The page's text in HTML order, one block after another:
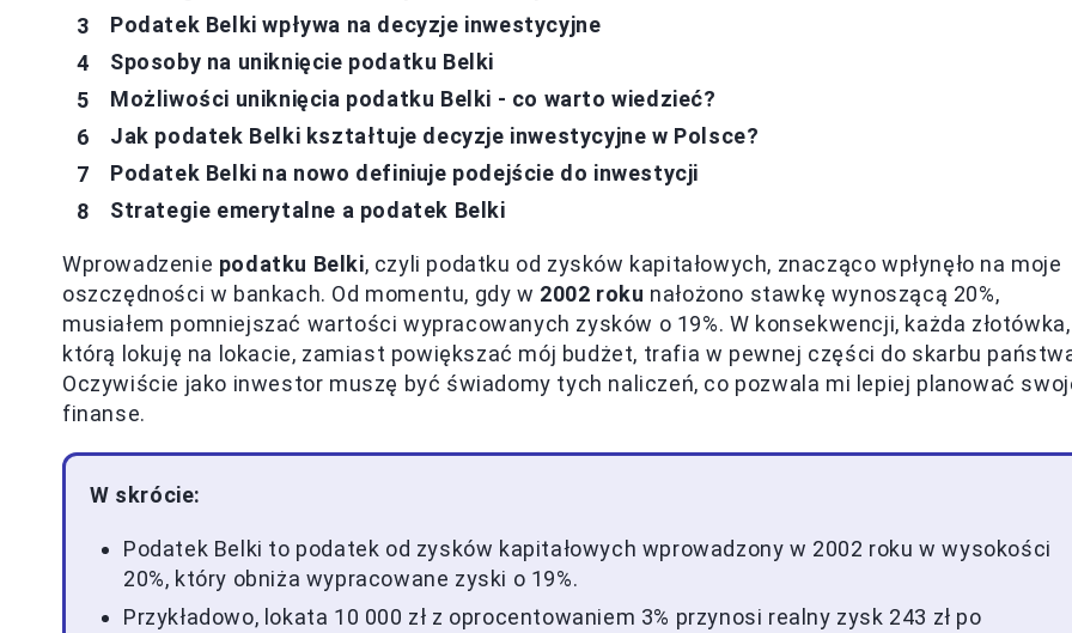
Podatek Belki wpływa na decyzje inwestycyjne
Sposoby na uniknięcie podatku Belki
Możliwości uniknięcia podatku Belki - co warto wiedzieć?
Jak podatek Belki kształtuje decyzje inwestycyjne w Polsce?
Podatek Belki na nowo definiuje podejście do inwestycji
Strategie emerytalne a podatek Belki
Wprowadzenie podatku Belki, czyli podatku od zysków kapitałowych, znacząco wpłynęło na moje
oszczędności w bankach. Od momentu, gdy w 2002 roku nałożono stawkę wynoszącą 20%,
musiałem pomniejszać wartości wypracowanych zysków o 19%. W konsekwencji, każda złotówka,
którą lokuję na lokacie, zamiast powiększać mój budżet, trafia w pewnej części do skarbu
Oczywiście jako inwestor muszę być świadomy tych naliczeń, co pozwala mi lepiej planować
finanse.
W skrócie:
Podatek Belki to podatek od zysków kapitałowych wprowadzony w 2002 roku w wysokości
20%, który obniża wypracowane zyski o 19%.
Przykładowo, lokata 10 000 zł z oprocentowaniem 3% przynosi realny zysk 243 zł po